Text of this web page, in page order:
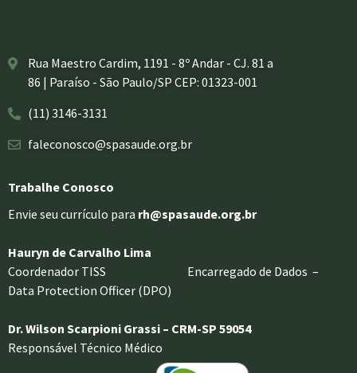
Rua Maestro Cardim, 1191 - 8º Andar - CJ. 81 a
86 | Paraíso - São Paulo/SP CEP: 01323-001
(11) 3146-3131
faleconosco@spasaude.org.br
Trabalhe Conosco
Envie seu currículo para rh@spasaude.org.br
Hauryn de Carvalho Lima
Coordenador TISS Encarregado de Dados –
Data Protection Officer (DPO)
Dr. Wilson Scarpioni Grassi – CRM-SP 59054
Responsável Técnico Médico